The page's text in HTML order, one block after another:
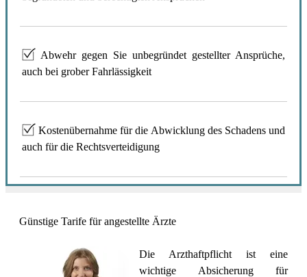
Abwehr gegen Sie unbegründet gestellter Ansprüche,
auch bei grober Fahrlässigkeit
Kostenübernahme für die Abwicklung des Schadens und
auch für die Rechtsverteidigung
Günstige Tarife für angestellte Ärzte
Die Arzthaftpflicht ist eine
wichtige Absicherung für